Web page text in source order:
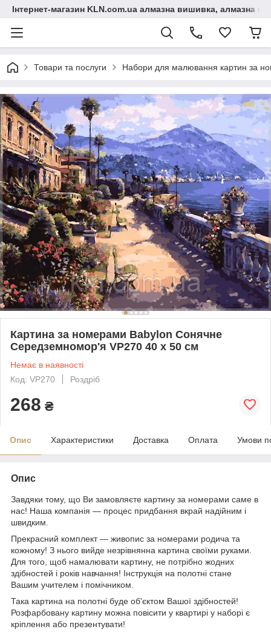
Інтернет-магазин KLN.com.ua алмазна вишивка, алмазна
Товари та послуги Набори для малювання картин за
Картина за номерами Babylon Сонячне
Середземномор'я VP270 40 х 50 см
Немає в наявності
Код: VP270
Роздріб
268 ₴
Опис Характеристики Доставка Оплата Умови
Опис
Завдяки тому, що Ви замовляєте картину за номерами саме в
нас! Наша компанія — процес придбання вкрай надійним і
швидким.
Прекрасний комплект — живопис за номерами родича та
кожному! З нього вийде незрівнянна картина своїми руками.
Для того, щоб намалювати картину, не потрібно жодних
здібностей і років навчання! Інструкція на полотні стане
Вашим учителем і помічником.
Така картина на полотні буде об'єктом Вашої здібностей!
Розфарбовану картину можна повісити у квартирі у наборі є
кріплення або презентувати!